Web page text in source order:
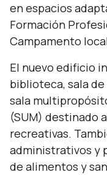
en espacios
Formación
Campamento
El nuevo edificio
biblioteca, sala
sala
(SUM) destinado
recreativas.
administrativos y
de alimentos y